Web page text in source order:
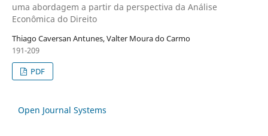
uma abordagem a partir da perspectiva da Análise
Econômica do Direito
Thiago Caversan Antunes, Valter Moura do Carmo
191-209
PDF
Open Journal Systems